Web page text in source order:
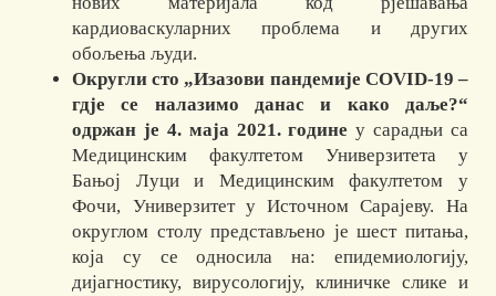
кардиоваскуларних проблема и других
обољења људи.
Округли сто „Изазови пандемије COVID-19 –
гдје се налазимо данас и како даље?“
одржан је 4. маја 2021. године у сарадњи са
Медицинским факултетом Универзитета у
Бањој Луци и Медицинским факултетом у
Фочи, Универзитет у Источном Сарајеву. На
округлом столу представљено је шест питања,
која су се односила на: епидемиологију,
дијагностику, вирусологију, клиничке слике и